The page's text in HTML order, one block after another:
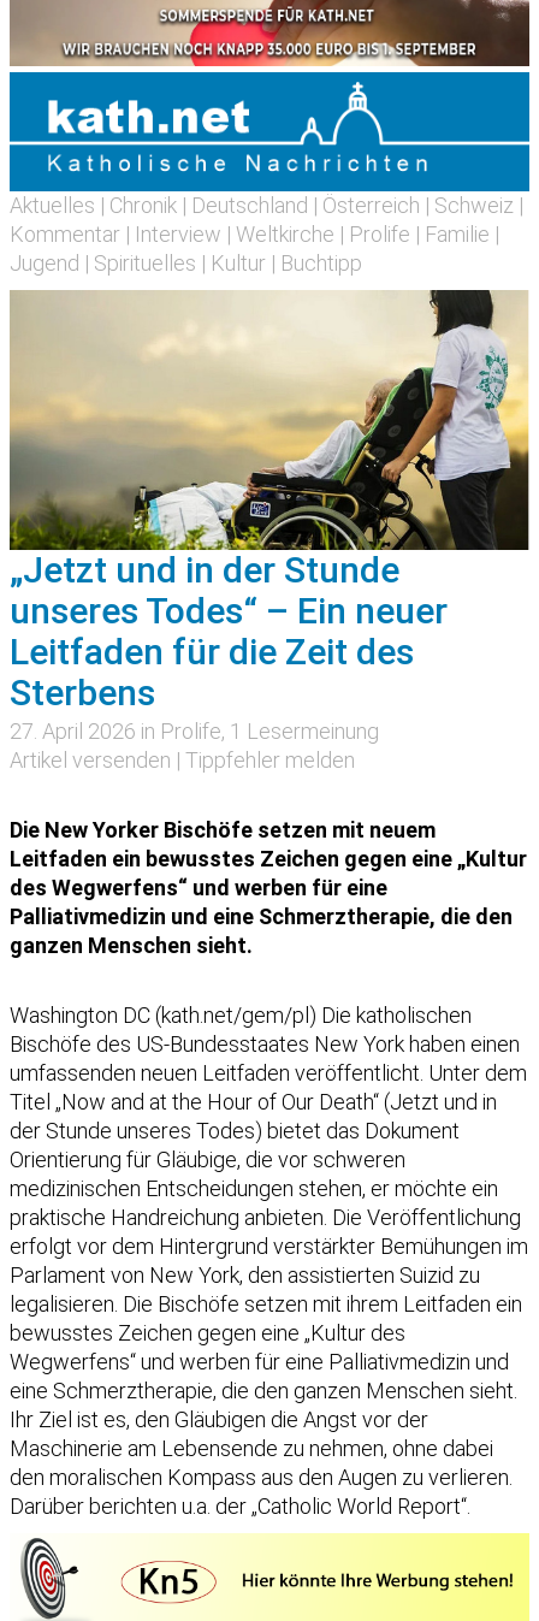
Aktuelles | Chronik | Deutschland | Österreich | Schweiz |
Kommentar | Interview | Weltkirche | Prolife | Familie |
Jugend | Spirituelles | Kultur | Buchtipp
„Jetzt und in der Stunde
unseres Todes“ – Ein neuer
Leitfaden für die Zeit des
Sterbens
27. April 2026 in Prolife, 1 Lesermeinung
Artikel versenden | Tippfehler melden
Die New Yorker Bischöfe setzen mit neuem
Leitfaden ein bewusstes Zeichen gegen eine „Kultur
des Wegwerfens“ und werben für eine
Palliativmedizin und eine Schmerztherapie, die den
ganzen Menschen sieht.
Washington DC (kath.net/gem/pl) Die katholischen
Bischöfe des US-Bundesstaates New York haben einen
umfassenden neuen Leitfaden veröffentlicht. Unter dem
Titel „Now and at the Hour of Our Death“ (Jetzt und in
der Stunde unseres Todes) bietet das Dokument
Orientierung für Gläubige, die vor schweren
medizinischen Entscheidungen stehen, er möchte ein
praktische Handreichung anbieten. Die Veröffentlichung
erfolgt vor dem Hintergrund verstärkter Bemühungen im
Parlament von New York, den assistierten Suizid zu
legalisieren. Die Bischöfe setzen mit ihrem Leitfaden ein
bewusstes Zeichen gegen eine „Kultur des
Wegwerfens“ und werben für eine Palliativmedizin und
eine Schmerztherapie, die den ganzen Menschen sieht.
Ihr Ziel ist es, den Gläubigen die Angst vor der
Maschinerie am Lebensende zu nehmen, ohne dabei
den moralischen Kompass aus den Augen zu verlieren.
Darüber berichten u.a. der „Catholic World Report“.